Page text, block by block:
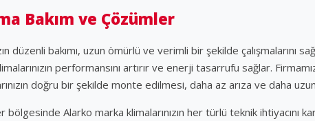
Bakım ve Çözümler
düzenli bakımı, uzun ömürlü ve verimli bir şekilde
performansını artırır ve enerji tasarrufu sağlar.
doğru bir şekilde monte edilmesi, daha az arıza ve daha
bölgesinde Alarko marka klimalarınızın her türlü teknik ihtiyacını